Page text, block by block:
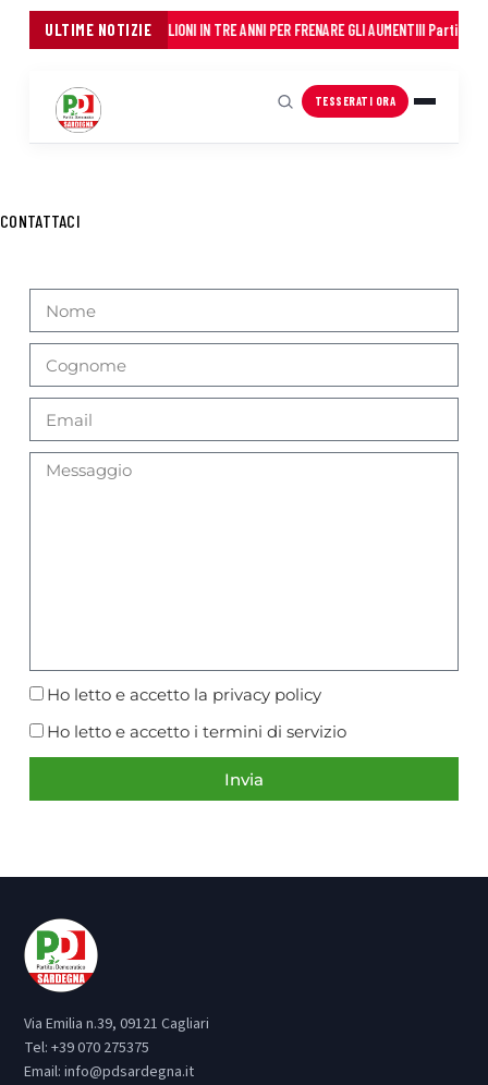
ULTIME NOTIZIE
FIANCO DEI COMUNI: 45 MILIONI IN TRE ANNI PER FRENARE GLI AUMENTIIl Partito
TESSERATI ORA
CONTATTACI
Ho letto e accetto la privacy policy
Ho letto e accetto i termini di servizio
Invia
Via Emilia n.39, 09121 Cagliari
Tel: +39 070 275375
Email: info@pdsardegna.it